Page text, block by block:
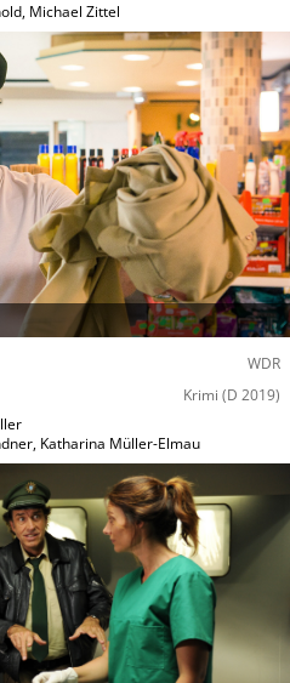
, Michael Zittel
WDR
Krimi (D 2019)
, Katharina Müller-Elmau